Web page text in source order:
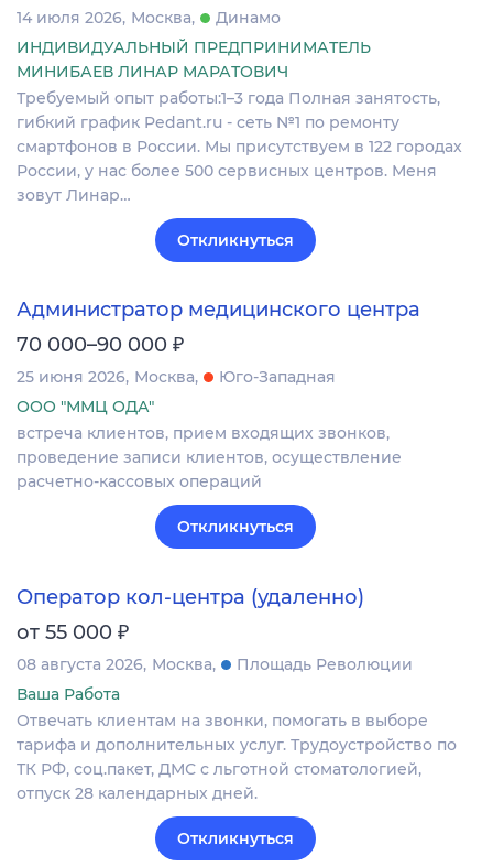
14 июля 2026 Москва
Динамо
ИНДИВИДУАЛЬНЫЙ ПРЕДПРИНИМАТЕЛЬ
МИНИБАЕВ ЛИНАР МАРАТОВИЧ
Требуемый опыт работы:1–3 года Полная занятость,
гибкий график Pedant.ru - сеть №1 по ремонту
смартфонов в России. Мы присутствуем в 122 городах
России, у нас более 500 сервисных центров. Меня
зовут Линар…
Откликнуться
Администратор медицинского центра
70 000–90 000 ₽
25 июня 2026 Москва
Юго-Западная
ООО "ММЦ ОДА"
встреча клиентов, прием входящих звонков,
проведение записи клиентов, осуществление
расчетно-кассовых операций
Откликнуться
Оператор кол-центра (удаленно)
от 55 000 ₽
08 августа 2026 Москва
Площадь Революции
Ваша Работа
Отвечать клиентам на звонки, помогать в выборе
тарифа и дополнительных услуг. Трудоустройство по
ТК РФ, соц.пакет, ДМС с льготной стоматологией,
отпуск 28 календарных дней.
Откликнуться